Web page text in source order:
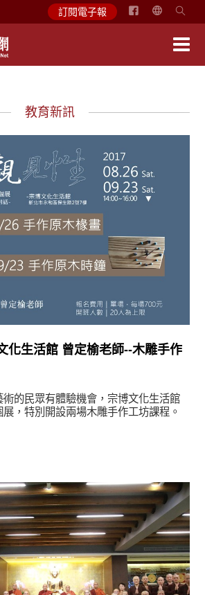
訂閱電子報
简
教育新訊
化生活館 曾定榆老師--木雕手作
的民眾有體驗機會，宗博文化生活館
，特別開設兩場木雕手作工坊課程。
學習分享